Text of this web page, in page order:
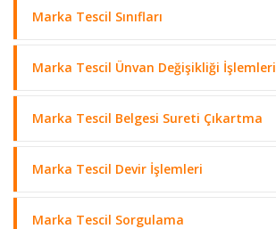
Marka Tescil Sınıfları
Marka Tescil Ünvan Değişikliği İşlemleri
Marka Tescil Belgesi Sureti Çıkartma
Marka Tescil Devir İşlemleri
Marka Tescil Sorgulama